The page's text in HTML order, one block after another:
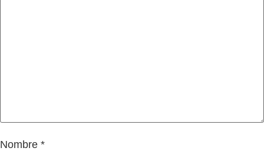
Nombre *